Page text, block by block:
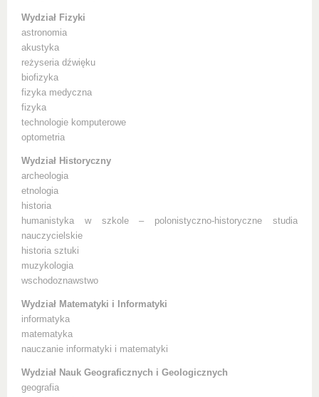
Wydział Fizyki
astronomia
akustyka
reżyseria dźwięku
biofizyka
fizyka medyczna
fizyka
technologie komputerowe
optometria
Wydział Historyczny
archeologia
etnologia
historia
humanistyka w szkole – polonistyczno-historyczne studia
nauczycielskie
historia sztuki
muzykologia
wschodoznawstwo
Wydział Matematyki i Informatyki
informatyka
matematyka
nauczanie informatyki i matematyki
Wydział Nauk Geograficznych i Geologicznych
geografia